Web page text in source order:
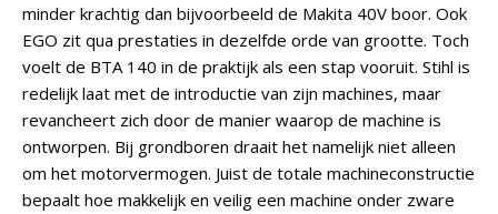
minder krachtig dan bijvoorbeeld de Makita 40V boor. Ook
EGO zit qua prestaties in dezelfde orde van grootte. Toch
voelt de BTA 140 in de praktijk als een stap vooruit. Stihl is
redelijk laat met de introductie van zijn machines, maar
revancheert zich door de manier waarop de machine is
ontworpen. Bij grondboren draait het namelijk niet alleen
om het motorvermogen. Juist de totale machineconstructie
bepaalt hoe makkelijk en veilig een machine onder zware